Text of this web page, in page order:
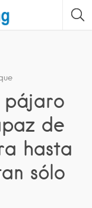
pájaro
de
hasta
sólo